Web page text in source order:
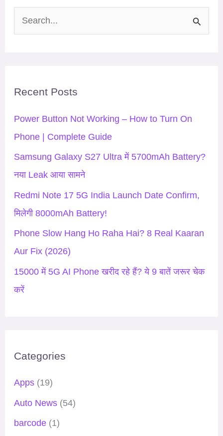
c
h
f
Recent Posts
Power Button Not Working – How to Turn On
Phone | Complete Guide
Samsung Galaxy S27 Ultra में 5700mAh Battery?
नया Leak आया सामने
Redmi Note 17 5G India Launch Date Confirm,
मिलेगी 8000mAh Battery!
Phone Slow Hang Ho Raha Hai? 8 Real Kaaran
Aur Fix (2026)
15000 में 5G AI Phone खरीद रहे हैं? ये 9 बातें जरूर चेक
करें
Categories
Apps(19)
Auto News(54)
barcode(1)